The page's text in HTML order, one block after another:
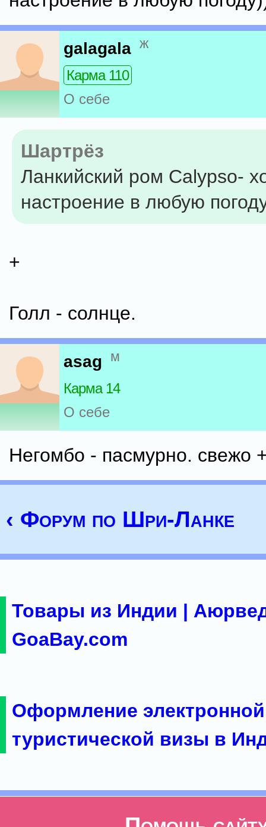
galagala ж
Карма 110
О себе
Шартрёз
Ланкийский ром Calypso-
настроение в любую
+
Голл - солнце.
asag м
Карма 14
О себе
Негомбо - пасмурно. свежо
‹ Форум по Шри-Ланке
Товары из Индии |
GoaBay.com
Оформление электронной
туристической визы в